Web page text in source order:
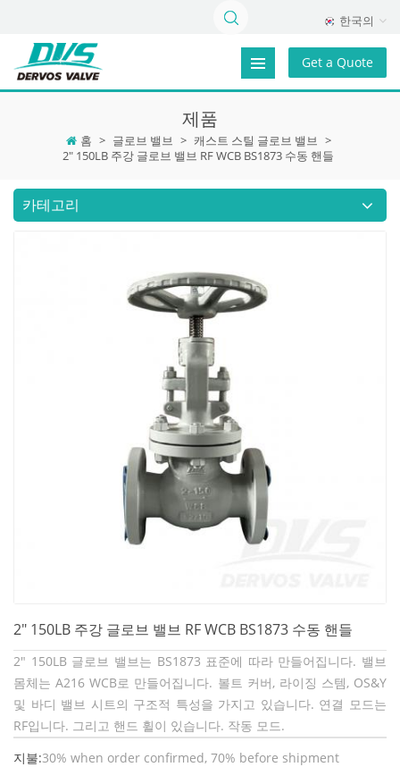
한국의
Get a Quote
제품
홈 > 글로브 밸브 > 캐스트 스틸 글로브 밸브 >
2" 150LB 주강 글로브 밸브 RF WCB BS1873 수동 핸들
카테고리
2" 150LB 주강 글로브 밸브 RF WCB BS1873 수동 핸들
2" 150LB 글로브 밸브는 BS1873 표준에 따라 만들어집니다. 밸브
몸체는 A216 WCB로 만들어집니다. 볼트 커버, 라이징 스템, OS&Y
및 바디 밸브 시트의 구조적 특성을 가지고 있습니다. 연결 모드는
RF입니다. 그리고 핸드 휠이 있습니다. 작동 모드.
지불:30% when order confirmed, 70% before shipment